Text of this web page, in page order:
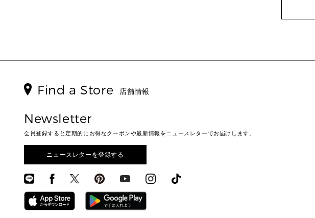
Find a Store 店舗情報
Newsletter
会員登録すると定期的にお得なクーポンや最新情報をニュースレターでお届けします。
ニュースレターを登録する